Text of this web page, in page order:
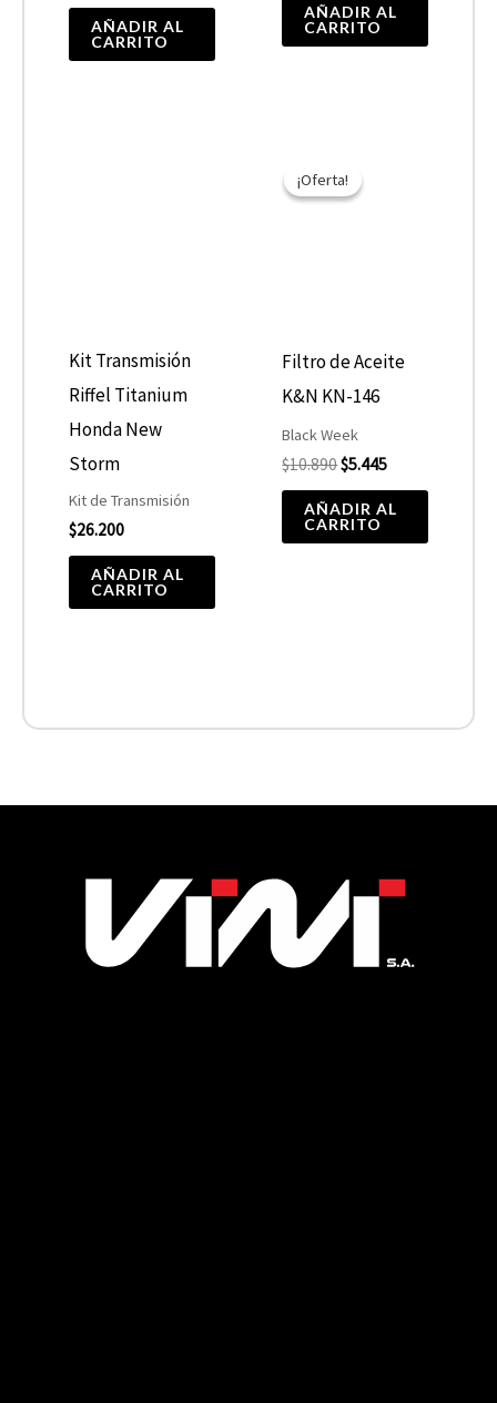
AÑADIR AL
CARRITO
AÑADIR AL
CARRITO
Kit Transmisión
Riffel Titanium
Honda New
Storm
Kit de Transmisión
$26.200
AÑADIR AL
CARRITO
¡Oferta!
¡Oferta!
Filtro de Aceite
K&N KN-146
Black Week
$10.890
original
$5.445
AÑADIR AL
CARRITO